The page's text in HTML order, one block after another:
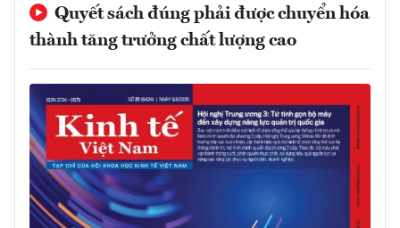
Quyết sách đúng phải được chuyển hóa
thành tăng trưởng chất lượng cao